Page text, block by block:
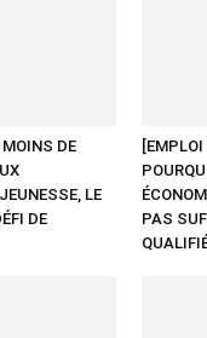
DE
LE
DE
PAS